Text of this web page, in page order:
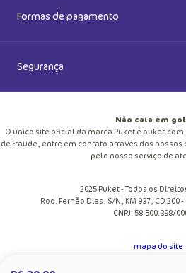
Seja um Franqueado
Cupom de desconto
Blog
Como comprar
Política de Privacidade
Acessórios
Meias
Moda Praia
Formas de pagamento
Segurança
Não caia em
O único site oficial da marca Puket é
de fraude, entre em contato através dos nossos
pelo nosso serviço de
2025 Puket - Todos os
Rod. Fernão Dias, S/N, KM 937, CD 200
CNPJ: 58.500.398/
mapa do site